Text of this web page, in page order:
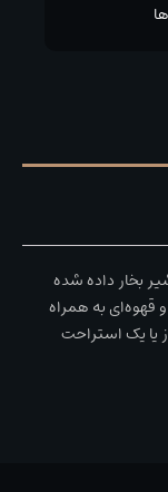
بخار داده شده
به همراه
یا یک استراحت